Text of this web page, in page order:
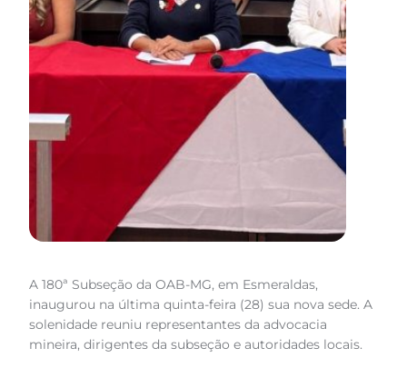
A 180ª Subseção da OAB-MG, em Esmeraldas,
inaugurou na última quinta-feira (28) sua nova sede. A
solenidade reuniu representantes da advocacia
mineira, dirigentes da subseção e autoridades locais.